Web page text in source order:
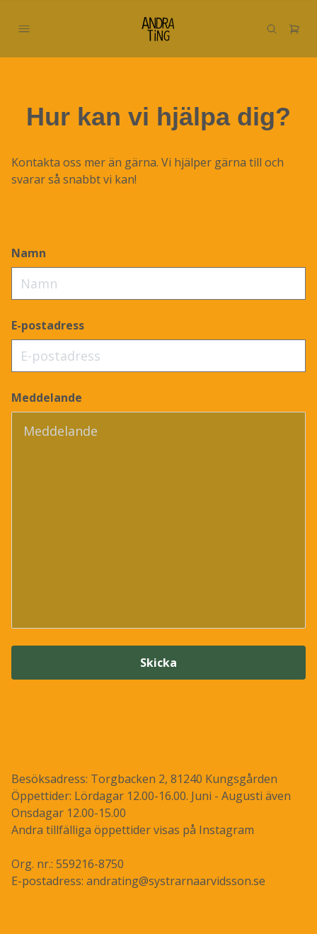
Hur kan vi hjälpa dig?
Kontakta oss mer än gärna. Vi hjälper gärna till och
svarar så snabbt vi kan!
Namn
E-postadress
Meddelande
Skicka
Besöksadress: Torgbacken 2, 81240 Kungsgården
Öppettider: Lördagar 12.00-16.00. Juni - Augusti även
Onsdagar 12.00-15.00
Andra tillfälliga öppettider visas på Instagram
Org. nr.: 559216-8750
E-postadress: andrating@systrarnaarvidsson.se